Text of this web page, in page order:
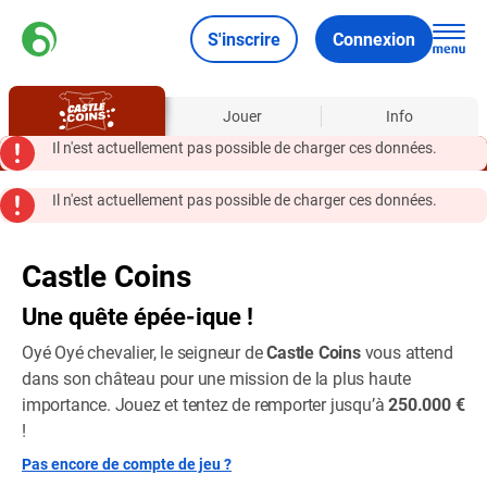
S'inscrire Connexion
À propos Jouer
Info
Il n'est actuellement pas possible de charger ces données.
Il n'est actuellement pas possible de charger ces données.
Castle Coins
Une quête épée-ique !
Oyé Oyé chevalier, le seigneur deCastle Coinsvous attend
dans son château pour une mission de la plus haute
importance. Jouez et tentez de remporter jusqu’à250.000 €
!
Pas encore de compte de jeu ?